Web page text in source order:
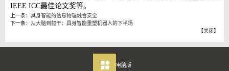
IEEE ICC最佳论文奖等。
上一条： 具身智能的信息物理融合安全
下一条： 从大脑到躯干：具身智能重塑机器人的下半场
【关闭】
电脑版